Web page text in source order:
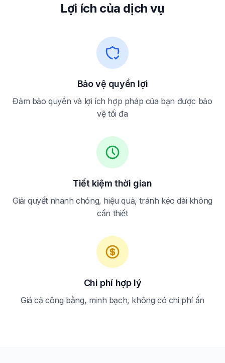
Lợi ích của dịch vụ
Bảo vệ quyền lợi
Đảm bảo quyền và lợi ích hợp pháp của bạn được bảo
vệ tối đa
Tiết kiệm thời gian
Giải quyết nhanh chóng, hiệu quả, tránh kéo dài không
cần thiết
Chi phí hợp lý
Giá cả công bằng, minh bạch, không có chi phí ẩn